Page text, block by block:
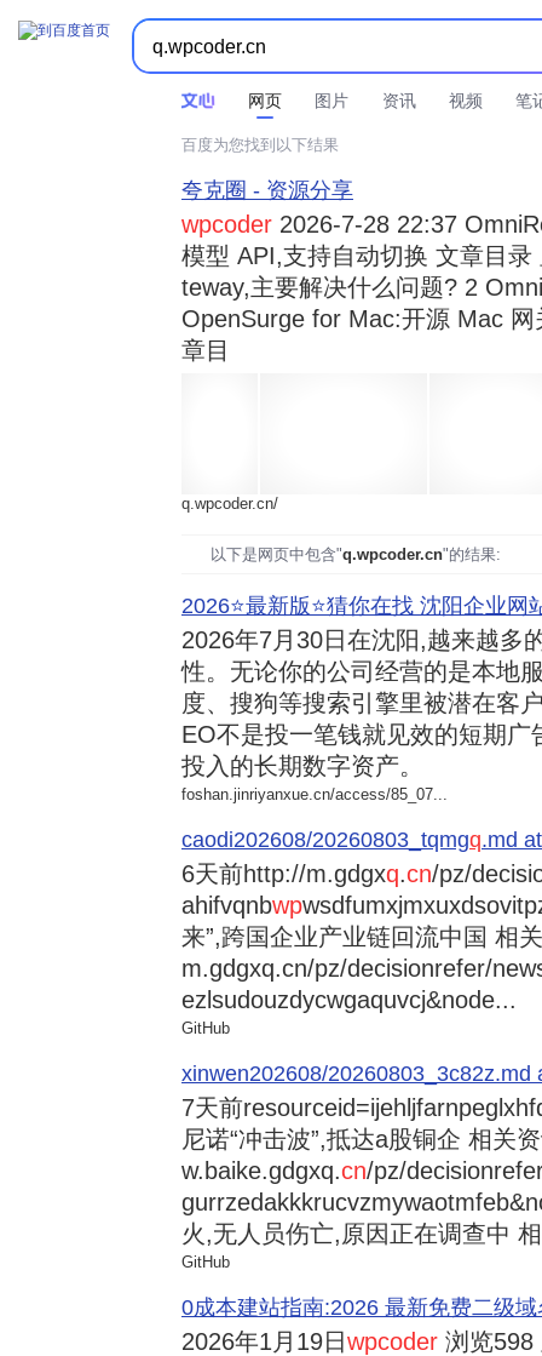
网页 图片 资讯 视频 笔
时间不限  所有网页和文件  站点内检索 
百度为您找到以下结果
夸克圈 - 资源分享
wpcoder 2026-7-28 22:37
模型 API,支持自动切换 文章目
teway,主要解决什么问题? 2
OpenSurge for Mac:开源 Mac
章目
q.wpcoder.cn/
以下是网页中包含"q.wpcoder.cn"的结果:
2026⭐️最新版⭐️猜你在找 沈阳企业网
2026年7月30日在沈阳,越来越多
性。无论你的公司经营的是本地
度、搜狗等搜索引擎里被潜在客
EO不是投一笔钱就见效的短期
投入的长期数字资产。
foshan.jinriyanxue.cn/access/85_07...
caodi202608/20260803_tqmgq.md
6天前http://m.gdgxq.cn/pz/
ahifvqnbwp
来”,跨国企业产业链回流中国 相
m.gdgxq.cn/pz/decisionrefer/
ezlsudouzdycwgaquvcj&node...
GitHub
xinwen202608/20260803_3c82z.md
7天前
尼诺“冲击波”,抵达a股铜企 相关
w.baike.gdgxq.cn/pz/
火,无人员伤亡,原因正在调查中
GitHub
0成本建站指南:2026 最新免费二级
2026年1月19日wpcoder 浏览598